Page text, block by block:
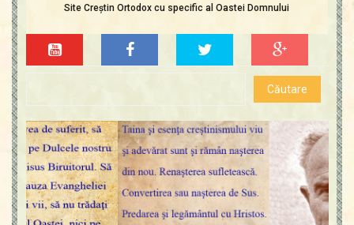
Site Creștin Ortodox cu specific al Oastei Domnului